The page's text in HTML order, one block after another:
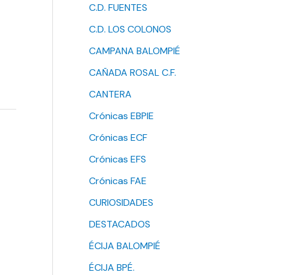
C.D. FUENTES
C.D. LOS COLONOS
CAMPANA BALOMPIÉ
CAÑADA ROSAL C.F.
CANTERA
Crónicas EBPIE
Crónicas ECF
Crónicas EFS
Crónicas FAE
CURIOSIDADES
DESTACADOS
ÉCIJA BALOMPIÉ
ÉCIJA BPÉ.